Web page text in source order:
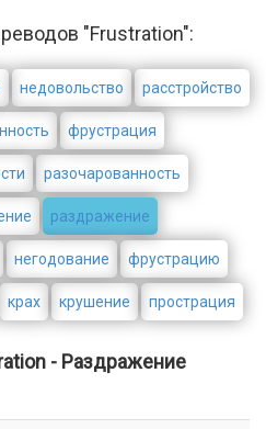
"Frustration":
недовольство расстройство
фрустрация
разочарованность
раздражение
негодование фрустрацию
крах крушение прострация
- Раздражение